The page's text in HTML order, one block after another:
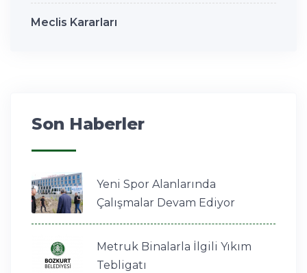
Meclis Kararları
Son Haberler
Yeni Spor Alanlarında
Çalışmalar Devam Ediyor
Metruk Binalarla İlgili Yıkım
Tebligatı